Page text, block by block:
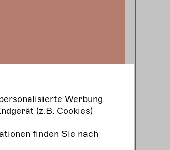
Werbung
(z.B. Cookies)
finden Sie nach